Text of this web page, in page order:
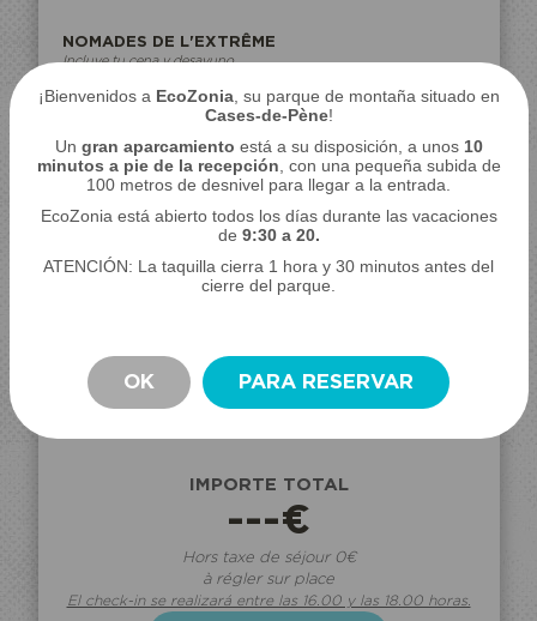
NOMADES DE L'EXTRÊME
Incluye tu cena y desayuno
NIÑOS
inclusive)
- +
CUNA DE BEBÉ
(cubierta no
- +
CANTIDAD ---€
Borrar.
IMPORTE TOTAL
---€
Hors taxe de séjour 0€
à régler sur place
El check-in se realizará entre las 16.00 y las 18.00 horas.
PERMANECER
¡Bienvenidos a EcoZonia, su parque de montaña situado en
Cases-de-Pène!
Un gran aparcamiento está a su disposición, a unos 10
minutos a pie de la recepción , con una pequeña subida de
100 metros de desnivel para llegar a la entrada.
EcoZonia está abierto todos los días durante las vacaciones
de 9:30 a 20.
ATENCIÓN: La taquilla cierra 1 hora y 30 minutos antes del
cierre del parque.
OK PARA RESERVAR